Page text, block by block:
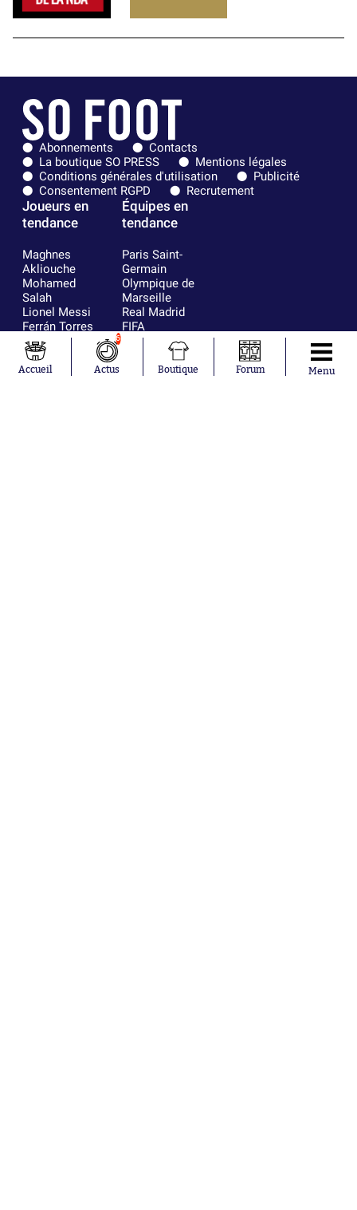
Abonnements
Contacts
La boutique SO PRESS
Mentions légales
Conditions générales d'utilisation
Publicité
Consentement RGPD
Recrutement
Joueurs en
tendance
Maghnes
Akliouche
Mohamed
Salah
Lionel Messi
Ferrán Torres
Kilian Corredor
Franco
Mastantuono
Équipes en
tendance
Paris Saint-
Germain
Olympique de
Marseille
Real Madrid
FIFA
Olympique
AS Monaco
Accueil
6
Actus Boutique Forum Menu